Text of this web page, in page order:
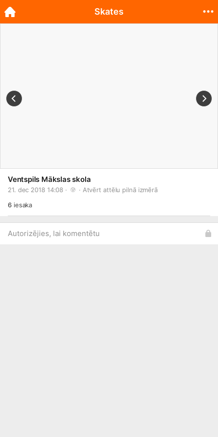
Ventspils Mākslas skola
21. dec 2018 14:08 · · Atvērt attēlu pilnā izmērā
6iesaka
Autorizējies, lai komentētu
Skates